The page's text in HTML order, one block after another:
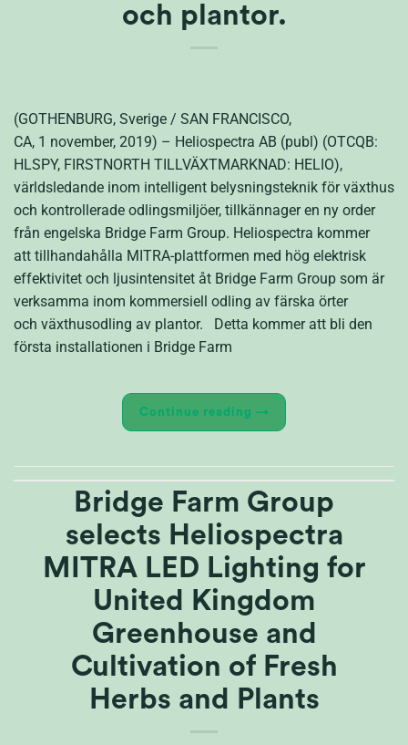
och plantor.
(GOTHENBURG, Sverige / SAN FRANCISCO,
CA, 1 november, 2019) – Heliospectra AB (publ) (OTCQB:
HLSPY, FIRSTNORTH TILLVÄXTMARKNAD: HELIO),
världsledande inom intelligent belysningsteknik för växthus
och kontrollerade odlingsmiljöer, tillkännager en ny order
från engelska Bridge Farm Group. Heliospectra kommer
att tillhandahålla MITRA-plattformen med hög elektrisk
effektivitet och ljusintensitet åt Bridge Farm Group som är
verksamma inom kommersiell odling av färska örter
och växthusodling av plantor. Detta kommer att bli den
första installationen i Bridge Farm
Continue reading →
Bridge Farm Group
selects Heliospectra
MITRA LED Lighting for
United Kingdom
Greenhouse and
Cultivation of Fresh
Herbs and Plants